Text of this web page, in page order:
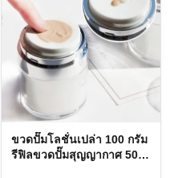
it is impossible to make stocks
for them , ...
ขวดปั๊มโลชั่นเปล่า 100 กรัม
รีฟิลขวดปั๊มสุญญากาศ 50